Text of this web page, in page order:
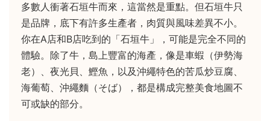
多數人衝著石垣牛而來，這當然是重點。但石垣牛只
是品牌，底下有許多生產者，肉質與風味差異不小。
你在A店和B店吃到的「石垣牛」，可能是完全不同的
體驗。除了牛，島上豐富的海產，像是車蝦（伊勢海
老）、夜光貝、鰹魚，以及沖繩特色的苦瓜炒豆腐、
海葡萄、沖繩麵（そば），都是構成完整美食地圖不
可或缺的部分。